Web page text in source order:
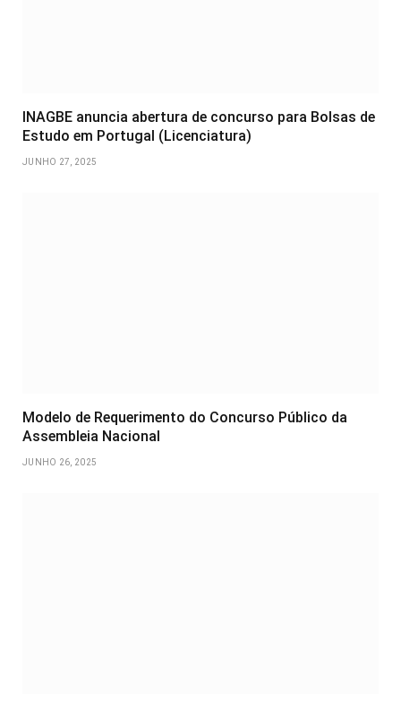
INAGBE anuncia abertura de concurso para Bolsas de
Estudo em Portugal (Licenciatura)
JUNHO 27, 2025
Modelo de Requerimento do Concurso Público da
Assembleia Nacional
JUNHO 26, 2025